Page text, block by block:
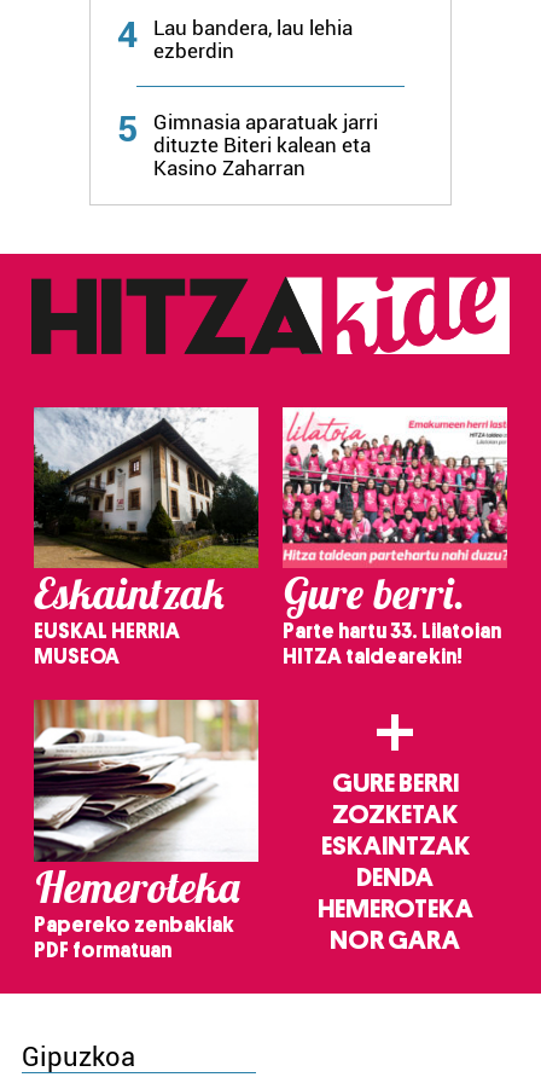
Webgune honek cookie propioak eta hirugarrenen cookie-
fitxategiak erabiltzen ditu. Zure esperientzia eta
zerbitzuak hobetzeko asmoz, cookie teknologiaz
baliatzen gara. Ohar hau onartuz gero, teknologia hori
erabiltzeko baimen esplizitua ematen diguzu.
irakurri
4
Lau bandera, lau lehia
ezberdin
5
Gimnasia aparatuak jarri
dituzte Biteri kalean eta
Kasino Zaharran
Eskaintzak
EUSKAL HERRIA
MUSEOA
Gure berri.
Parte hartu 33. Lilatoian
HITZA taldearekin!
Hemeroteka
Papereko zenbakiak
PDF formatuan
+
GURE BERRI
ZOZKETAK
ESKAINTZAK
DENDA
HEMEROTEKA
NOR GARA
Gipuzkoa